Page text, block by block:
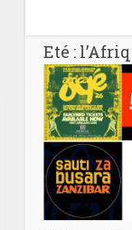
Eté :